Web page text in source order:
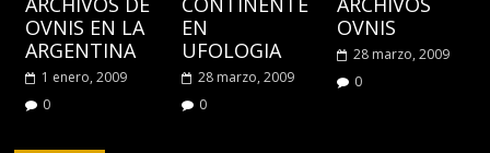
OVNIS EN LA
ARGENTINA
1 enero, 2009
0
EN
UFOLOGIA
28 marzo, 2009
0
OVNIS
28 marzo, 2009
0